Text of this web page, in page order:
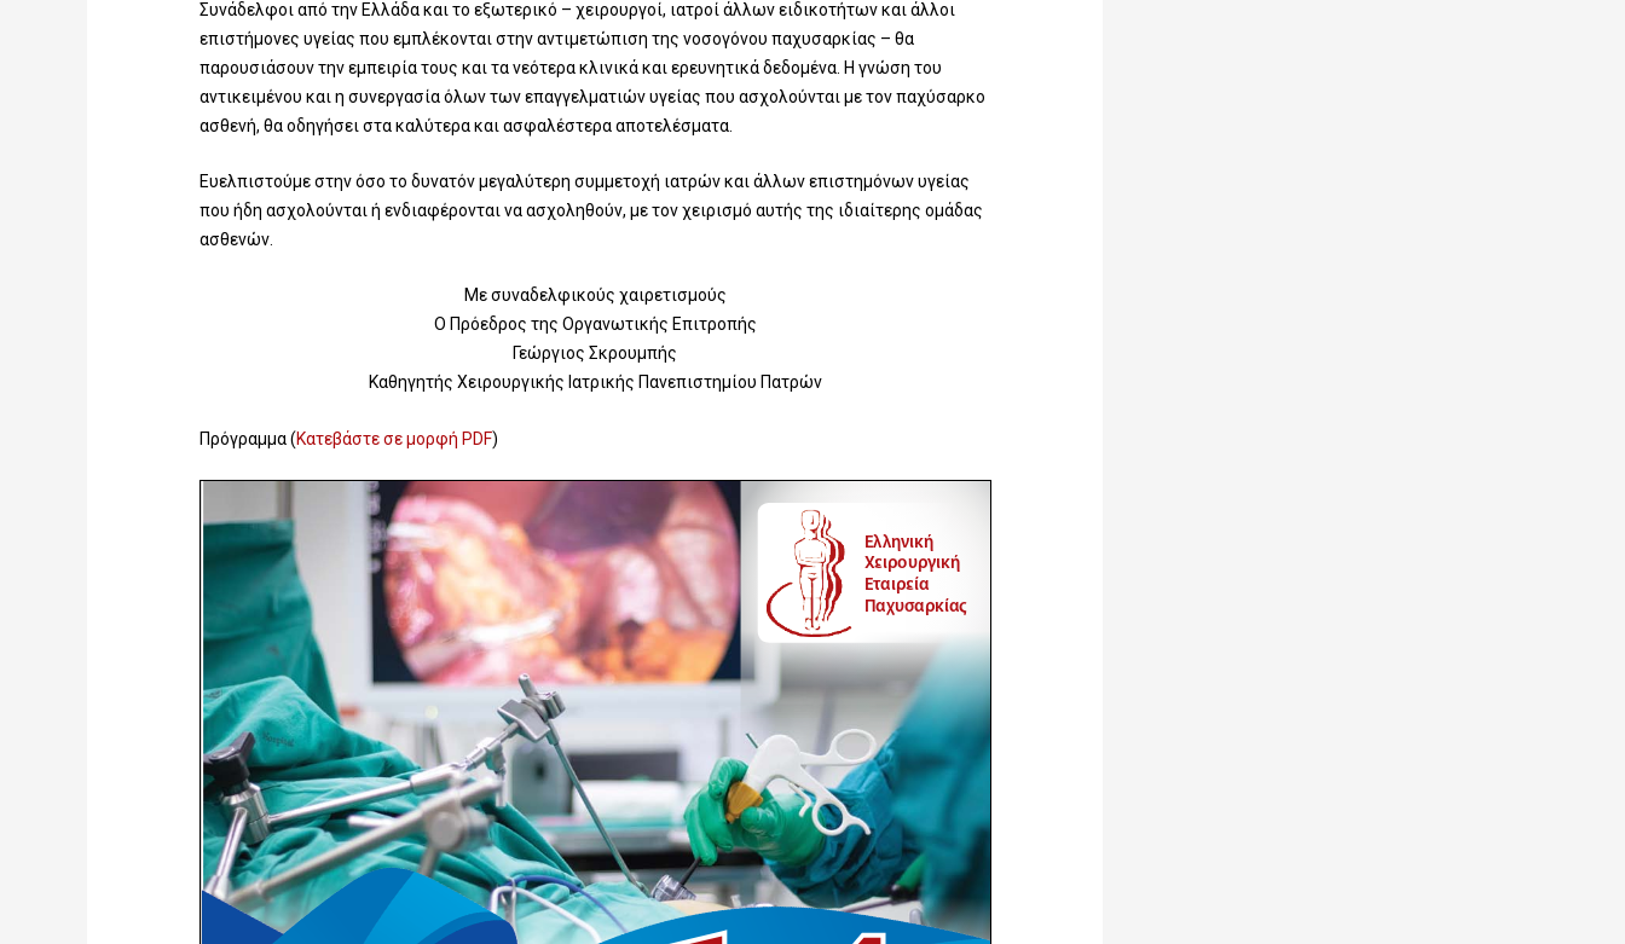
Συνάδελφοι από την Ελλάδα και το εξωτερικό – χειρουργοί, ιατροί άλλων ειδικοτήτων και άλλοι
επιστήμονες υγείας που εμπλέκονται στην αντιμετώπιση της νοσογόνου παχυσαρκίας – θα
παρουσιάσουν την εμπειρία τους και τα νεότερα κλινικά και ερευνητικά δεδομένα. Η γνώση του
αντικειμένου και η συνεργασία όλων των επαγγελματιών υγείας που ασχολούνται με τον παχύσαρκο
ασθενή, θα οδηγήσει στα καλύτερα και ασφαλέστερα αποτελέσματα.
Ευελπιστούμε στην όσο το δυνατόν μεγαλύτερη συμμετοχή ιατρών και άλλων επιστημόνων υγείας
που ήδη ασχολούνται ή ενδιαφέρονται να ασχοληθούν, με τον χειρισμό αυτής της ιδιαί­τερης ομάδας
ασθενών.
Με συναδελφικούς χαιρετισμούς
Ο Πρόεδρος της Οργανωτικής Επιτροπής
Γεώργιος Σκρουμπής
Καθηγητής Χειρουργικής Ιατρικής Πανεπιστημίου Πατρών
Πρόγραμμα (Κατεβάστε σε μορφή PDF)